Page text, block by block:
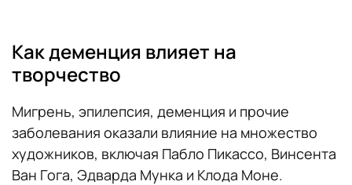
Как деменция влияет на
творчество
Мигрень, эпилепсия, деменция и прочие
заболевания оказали влияние на множество
художников, включая Пабло Пикассо, Винсента
Ван Гога, Эдварда Мунка и Клода Моне.